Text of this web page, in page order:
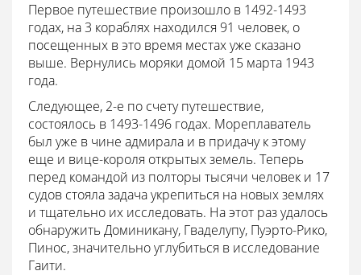
Первое путешествие произошло в 1492-1493
годах, на 3 кораблях находился 91 человек, о
посещенных в это время местах уже сказано
выше. Вернулись моряки домой 15 марта 1943
года.
Следующее, 2-е по счету путешествие,
состоялось в 1493-1496 годах. Мореплаватель
был уже в чине адмирала и в придачу к этому
еще и вице-короля открытых земель. Теперь
перед командой из полторы тысячи человек и 17
судов стояла задача укрепиться на новых землях
и тщательно их исследовать. На этот раз удалось
обнаружить Доминикану, Гваделупу, Пуэрто-Рико,
Пинос, значительно углубиться в исследование
Гаити.